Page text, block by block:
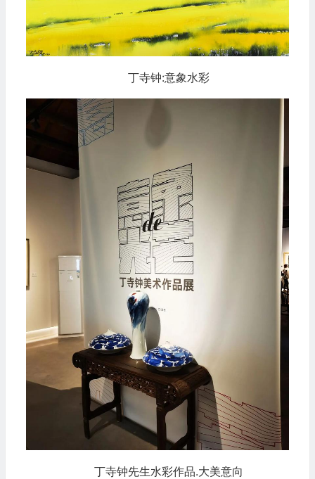
丁寺钟:意象水彩
丁寺钟先生水彩作品.大美意向